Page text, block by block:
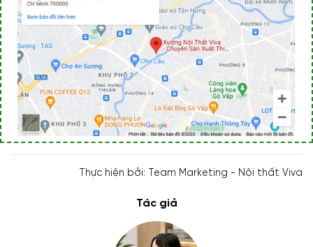
Thực hiện bởi: Team Marketing - Nội thất Viva
Tác giả